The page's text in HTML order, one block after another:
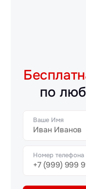
по
Ваше Имя
Номер телефона